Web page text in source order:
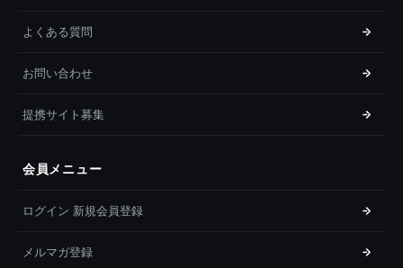
よくある質問
お問い合わせ
提携サイト募集
会員メニュー
ログイン 新規会員登録
メルマガ登録